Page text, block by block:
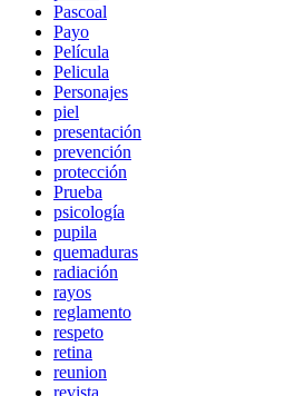
Pascoal
Payo
Película
Pelicula
Personajes
piel
presentación
prevención
protección
Prueba
psicología
pupila
quemaduras
radiación
rayos
reglamento
respeto
retina
reunion
revista